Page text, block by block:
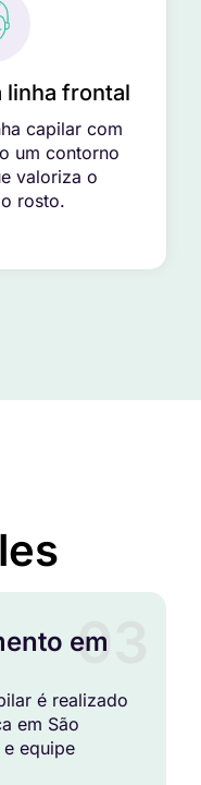
linha frontal
capilar com
um contorno
valoriza o
rosto.
03
em
é realizado
em São
equipe